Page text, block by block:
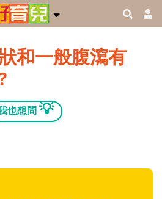
和一般腹瀉有
也想問 💡